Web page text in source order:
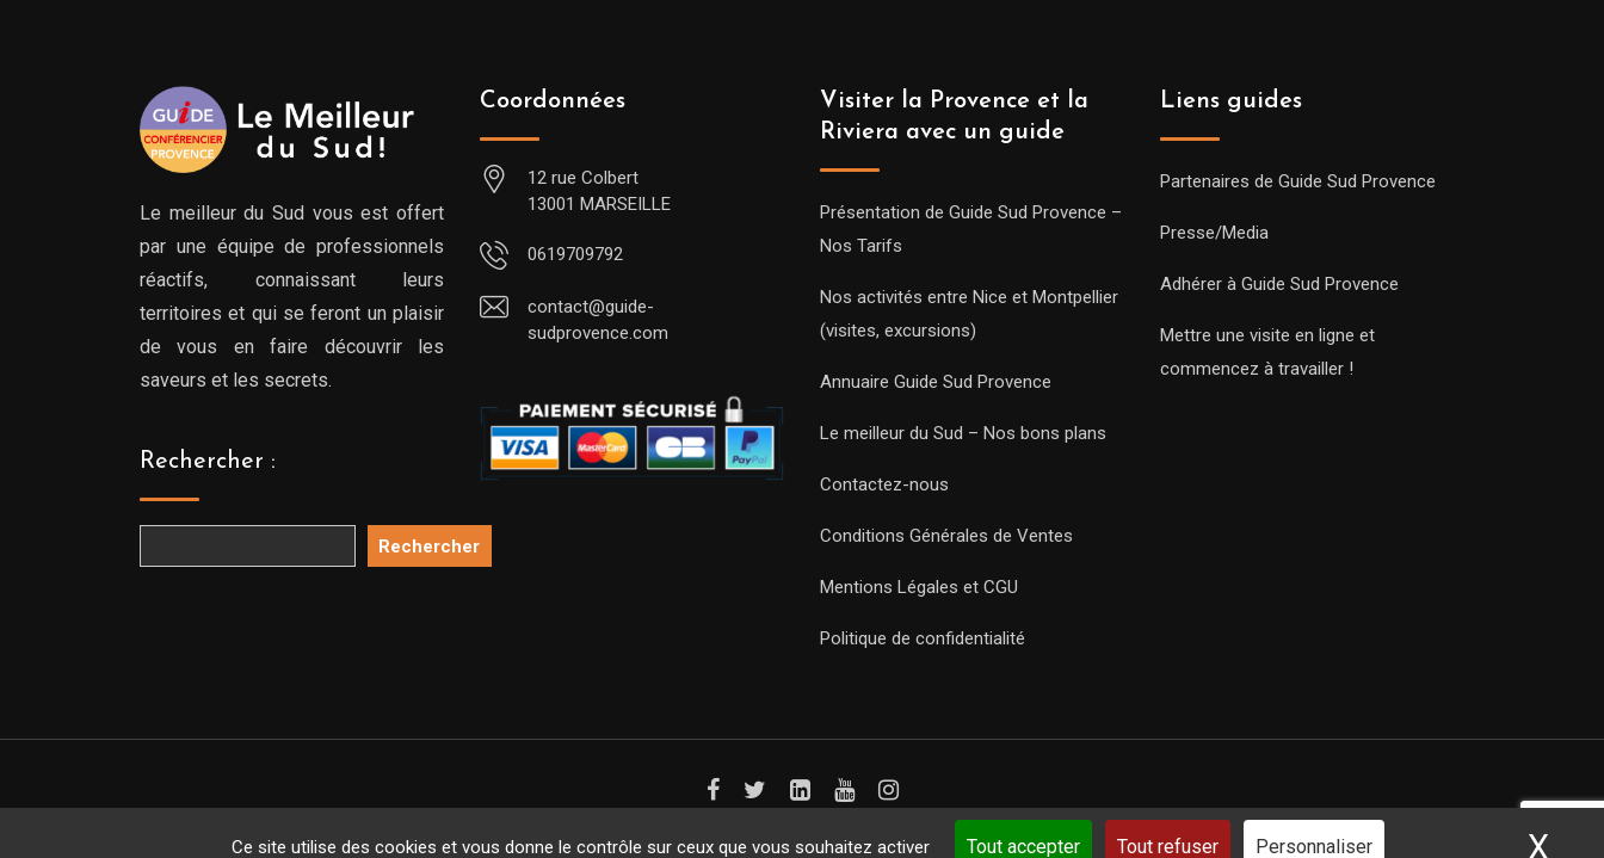
Ce site utilise des cookies et vous donne le contrôle sur ceux que vous souhaitez activer Tout accepter Tout refuser Personnaliser X
Le meilleur du Sud vous est offert
par une équipe de professionnels
réactifs, connaissant leurs
territoires et qui se feront un plaisir
de vous en faire découvrir les
saveurs et les secrets.
Rechercher :
Rechercher
Coordonnées
12 rue Colbert
13001 MARSEILLE
0619709792
contact@guide-
sudprovence.com
Visiter la Provence et la
Riviera avec un guide
Présentation de Guide Sud Provence –
Nos Tarifs
Nos activités entre Nice et Montpellier
(visites, excursions)
Annuaire Guide Sud Provence
Le meilleur du Sud – Nos bons plans
Contactez-nous
Conditions Générales de Ventes
Mentions Légales et CGU
Politique de confidentialité
Liens guides
Partenaires de Guide Sud Provence
Presse/Media
Adhérer à Guide Sud Provence
Mettre une visite en ligne et
commencez à travailler !
Copyright Guides 2021. Tous droits réservés.Développement web sur mesurepar iSoluce